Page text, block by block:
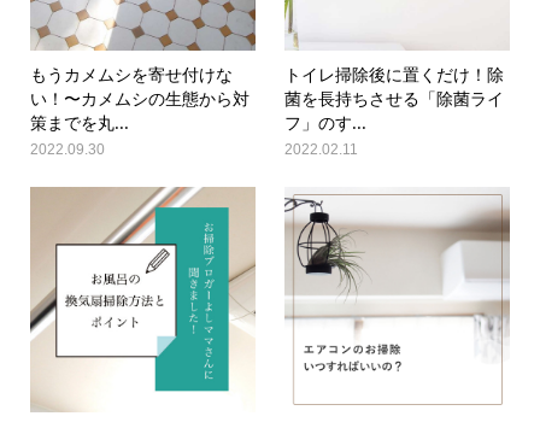
もうカメムシを寄せ付けな
い！〜カメムシの生態から対
策までを丸...
2022.09.30
トイレ掃除後に置くだけ！除
菌を長持ちさせる「除菌ライ
フ」のす...
2022.02.11